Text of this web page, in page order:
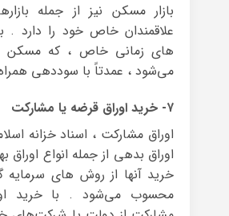
بازار مسکن نیز از جمله
علاقمندان خاص خود را دارد .
های زمانی خاص ، که مسکن
می‌شود ، عمدتاً با سوددهی
۷- خرید اوراق قرضه یا مشارکت
اوراق مشارکت ، اسناد خزانه
اوراق بدهی از جمله انواع اوراق
خرید آنها از روش های سرمایه
محسوب می‌شود . با خرید